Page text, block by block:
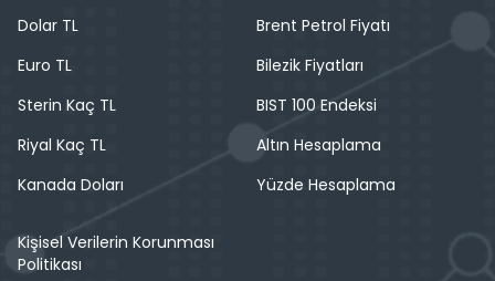
Dolar TL
Euro TL
Sterin Kaç TL
Riyal Kaç TL
Kanada Doları
Brent Petrol Fiyatı
Bilezik Fiyatları
BIST 100 Endeksi
Altın Hesaplama
Yüzde Hesaplama
Kişisel Verilerin Korunması
Politikası